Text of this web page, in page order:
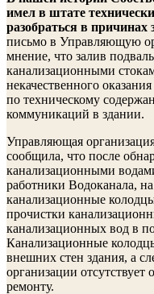
имел в штате
разобраться в причинах
письмо в Управляющую
мнение, что залив
канализационными
некачественного
по техническому
коммуникаций в здании.
Управляющая
сообщила, что после
канализационными
работники Водоканала, на
канализационные
прочистки
канализационных вод в
Канализационные
внешних стен здания, а
организации
ремонту.